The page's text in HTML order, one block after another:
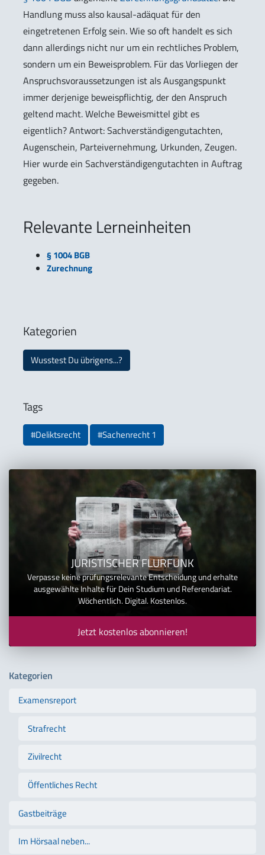
Handlung muss also kausal-adäquat für den
eingetretenen Erfolg sein. Wie so oft handelt es sich
dann allerdings nicht nur um ein rechtliches Problem,
sondern um ein Beweisproblem. Für das Vorliegen der
Anspruchsvoraussetzungen ist als Ausgangspunkt
immer derjenige beweispflichtig, der den Anspruch
geltend macht. Welche Beweismittel gibt es
eigentlich? Antwort: Sachverständigengutachten,
Augenschein, Parteivernehmung, Urkunden, Zeugen.
Hier wurde ein Sachverständigengutachten in Auftrag
gegeben.
Relevante Lerneinheiten
§ 1004 BGB
Zurechnung
Kategorien
Wusstest Du übrigens...?
Tags
#Deliktsrecht #Sachenrecht 1
JURISTISCHER FLURFUNK
Verpasse keine prüfungsrelevante Entscheidung und erhalte
ausgewählte Inhalte für Dein Studium und Referendariat.
Wöchentlich. Digital. Kostenlos.
Jetzt kostenlos abonnieren!
Kategorien
Examensreport
Strafrecht
Zivilrecht
Öffentliches Recht
Gastbeiträge
Im Hörsaal neben...